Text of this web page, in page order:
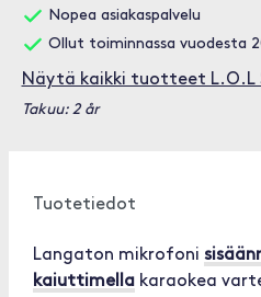
Nopea asiakaspalvelu
Ollut toiminnassa vuodesta
Näytä kaikki tuotteet L.O.L
Takuu: 2 år
Tuotetiedot
Langaton mikrofoni
kaiuttimella karaokea